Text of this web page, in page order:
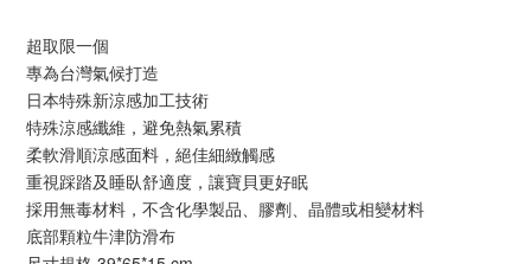
超取限一個
專為台灣氣候打造
日本特殊新涼感加工技術
特殊涼感纖維，避免熱氣累積
柔軟滑順涼感面料，絕佳細緻觸感
重視踩踏及睡臥舒適度，讓寶貝更好眠
採用無毒材料，不含化學製品、膠劑、晶體或相變材料
底部顆粒牛津防滑布